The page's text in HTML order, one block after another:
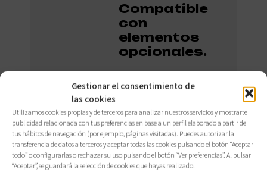
Gestionar el consentimiento de
las cookies
Utilizamos cookies propias y de terceros para analizar nuestros servicios y mostrarte
publicidad relacionada con tus preferencias en base a un perfil elaborado a partir de
tus hábitos de navegación (por ejemplo, páginas visitadas). Puedes autorizar la
transferencia de datos a terceros y aceptar todas las cookies pulsando el botón “Aceptar
todo” o configurarlas o rechazar su uso pulsando el botón “Ver preferencias”. Al pulsar
“Aceptar”, se guardará la selección de cookies que hayas realizado.
Compatible
con
elementos
opcionales.
AQUÍ